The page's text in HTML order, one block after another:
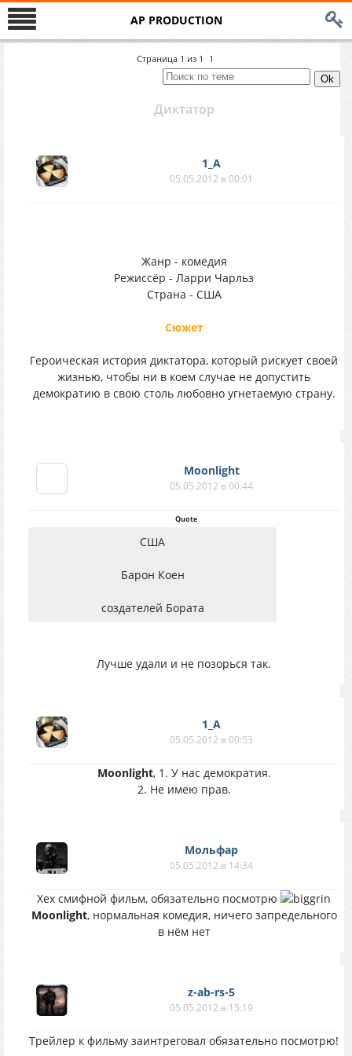
AP PRODUCTION
Страница 1 из 1 1
Диктатор
1_A
05.05.2012 в 00:01
Жанр - комедия
Режиссёр - Ларри Чарльз
Страна - США
Сюжет
Героическая история диктатора, который рискует своей
жизнью, чтобы ни в коем случае не допустить
демократию в свою столь любовно угнетаемую страну.
Moоnlight
05.05.2012 в 00:44
Quote
США
Барон Коен
создателей Бората
Лучше удали и не позорься так.
1_A
05.05.2012 в 00:53
Moоnlight, 1. У нас демократия.
2. Не имею прав.
Мольфар
05.05.2012 в 14:34
Хех смифной фильм, обязательно посмотрю
Moоnlight, нормальная комедия, ничего запредельного
в нём нет
z-ab-rs-5
05.05.2012 в 15:19
Трейлер к фильму заинтреговал обязательно посмотрю!